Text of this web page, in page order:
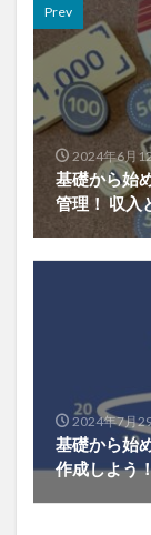
Prev
2024年6月
基礎から始
管理！ 収入
2024年7月
基礎から始
作成しよう